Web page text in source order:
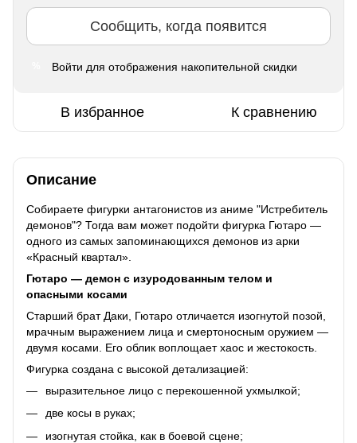
Сообщить, когда появится
Войти для отображения накопительной скидки
В избранное К сравнению
Описание
Собираете фигурки антагонистов из аниме "Истребитель
демонов"? Тогда вам может подойти фигурка Гютаро —
одного из самых запоминающихся демонов из арки
«Красный квартал».
Гютаро — демон с изуродованным телом и
опасными косами
Старший брат Даки, Гютаро отличается изогнутой позой,
мрачным выражением лица и смертоносным оружием —
двумя косами. Его облик воплощает хаос и жестокость.
Фигурка создана с высокой детализацией:
выразительное лицо с перекошенной ухмылкой;
две косы в руках;
изогнутая стойка, как в боевой сцене;